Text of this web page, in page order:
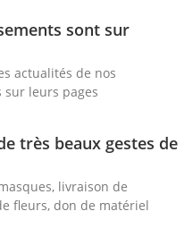
sont sur
actualités de nos
sur leurs pages
très beaux gestes de
livraison de
fleurs, don de matériel